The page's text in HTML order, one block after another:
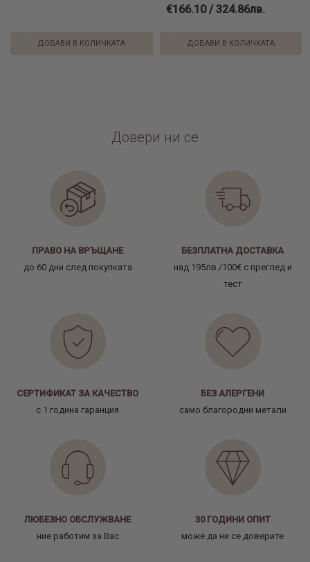
ДОБАВИ В КОЛИЧКАТА
€166.10 / 324.86лв.
ДОБАВИ В КОЛИЧКАТА
Довери ни се
ПРАВО НА ВРЪЩАНЕ
до 60 дни след покупката
БЕЗПЛАТНА ДОСТАВКА
над 195лв./100€ с преглед и
тест
СЕРТИФИКАТ ЗА КАЧЕСТВО
с 1 година гаранция
БЕЗ АЛЕРГЕНИ
само благородни метали
ЛЮБЕЗНО ОБСЛУЖВАНЕ
ние работим за Вас
30 ГОДИНИ ОПИТ
може да ни се доверите